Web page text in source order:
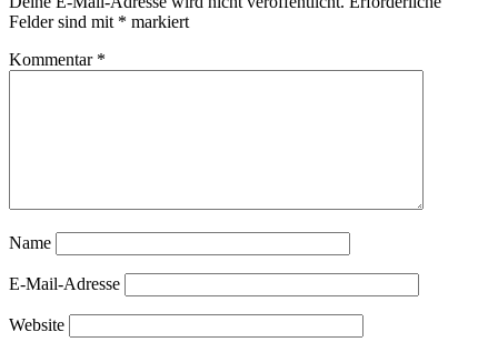
Felder sind mit * markiert
Kommentar *
Name
E-Mail-Adresse
Website